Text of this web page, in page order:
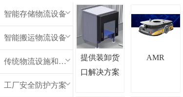
智能存储物流设备
智能搬运物流设备
传统物流设施和设备
工厂安全防护方案
提供装卸货
口解决方案
AMR